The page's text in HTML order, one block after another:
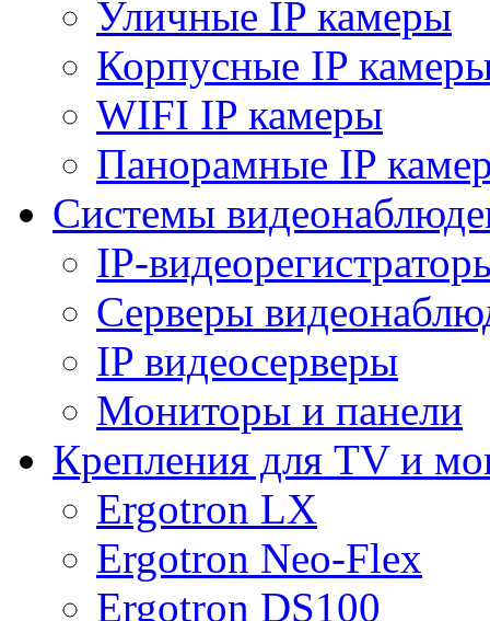
Уличные IP камеры
Корпусные IP
WIFI IP камеры
Панорамные IP
Системы
IP-
Серверы
IP видеосерверы
Мониторы и панели
Крепления для TV и
Ergotron LX
Ergotron Neo-Flex
Ergotron DS100